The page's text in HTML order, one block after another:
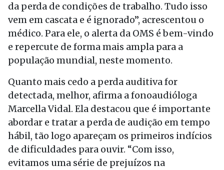
da perda de condições de trabalho. Tudo isso
vem em cascata e é ignorado”, acrescentou o
médico. Para ele, o alerta da OMS é bem-vindo
e repercute de forma mais ampla para a
população mundial, neste momento.
Quanto mais cedo a perda auditiva for
detectada, melhor, afirma a fonoaudióloga
Marcella Vidal. Ela destacou que é importante
abordar e tratar a perda de audição em tempo
hábil, tão logo apareçam os primeiros indícios
de dificuldades para ouvir. “Com isso,
evitamos uma série de prejuízos na